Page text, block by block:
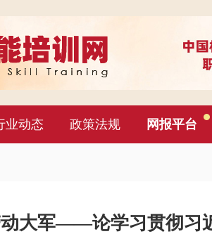
业动态 政策法规 网报平台
大军——论学习贯彻习